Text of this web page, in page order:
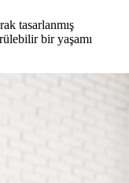
tasarlanmış
bir yaşamı